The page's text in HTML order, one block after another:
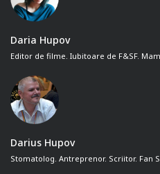
Daria Hupov
Editor de filme. Iubitoare de F&SF.
Darius Hupov
Stomatolog. Antreprenor. Scriitor. Fan